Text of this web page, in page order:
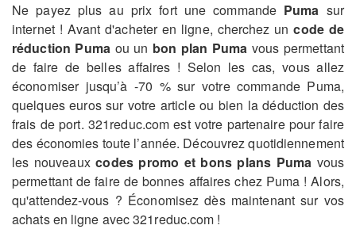
Ne payez plus au prix fort une commande Puma sur
internet ! Avant d'acheter en ligne, cherchez uncode de
réduction Pumaou un bon plan Puma vous permettant
de faire de belles affaires ! Selon les cas, vous allez
économiser jusqu’à -70 % sur votre commande Puma,
quelques euros sur votre article ou bien la déduction des
frais de port. 321reduc.com est votre partenaire pour faire
des économies toute l’année. Découvrez quotidiennement
les nouveauxcodes promo et bons plans Pumavous
permettant de faire de bonnes affaires chez Puma ! Alors,
qu'attendez-vous ? Économisez dès maintenant sur vos
achats en ligne avec 321reduc.com !